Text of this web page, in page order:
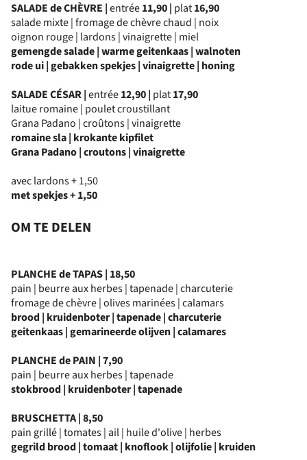
SALADE de CHÈVRE |entrée11,90| plat16,90
salade mixte | fromage de chèvre chaud | noix
oignon rouge | lardons | vinaigrette | miel
gemengde salade | warme geitenkaas | walnoten
rode ui | gebakken spekjes | vinaigrette | honing
SALADE CÉSAR |entrée12,90| plat17,90
laitue romaine | poulet croustillant
Grana Padano | croûtons | vinaigrette
romaine sla | krokante kipfilet
Grana Padano | croutons | vinaigrette
avec lardons + 1,50
met spekjes + 1,50
OM TE DELEN
PLANCHE de TAPAS | 18,50
pain | beurre aux herbes | tapenade | charcuterie
fromage de chèvre | olives marinées | calamars
brood | kruidenboter | tapenade | charcuterie
geitenkaas | gemarineerde olijven | calamares
PLANCHE de PAIN | 7,90
pain | beurre aux herbes | tapenade
stokbrood | kruidenboter | tapenade
BRUSCHETTA | 8,50
pain grillé | tomates | ail | huile d'olive | herbes
gegrild brood | tomaat | knoflook | olijfolie | kruiden